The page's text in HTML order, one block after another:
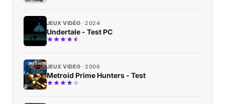
JEUX VIDÉO 2024
Undertale - Test PC
JEUX VIDÉO 2006
Metroid Prime Hunters - Test